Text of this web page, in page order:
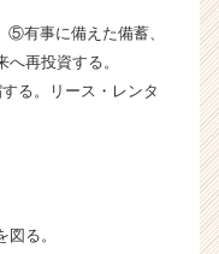
事に備えた備蓄、
再投資する。
る。リース・レンタ
る。